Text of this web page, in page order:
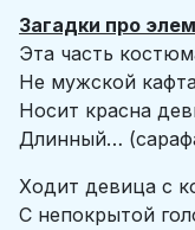
Загадки про
Эта часть
Не мужской
Носит красна
Длинный…
Ходит девица с
С непокрытой